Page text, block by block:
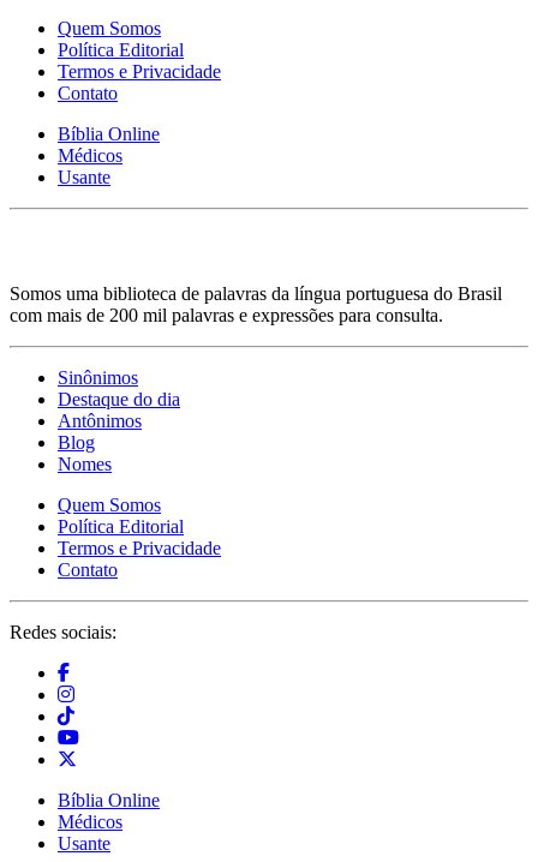
Quem Somos
Política Editorial
Termos e Privacidade
Contato
Bíblia Online
Médicos
Usante
Somos uma biblioteca de palavras da língua portuguesa do Brasil
com mais de 200 mil palavras e expressões para consulta.
Sinônimos
Destaque do dia
Antônimos
Blog
Nomes
Quem Somos
Política Editorial
Termos e Privacidade
Contato
Redes sociais:
Bíblia Online
Médicos
Usante